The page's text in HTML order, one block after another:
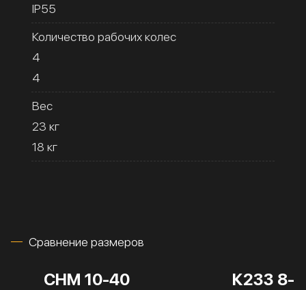
IP55
Количество рабочих колес
4
4
Вес
23 кг
18 кг
Сравнение размеров
CHM 10-40
К233 8-